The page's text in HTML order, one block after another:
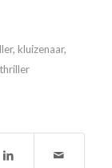
, kluizenaar,
thriller